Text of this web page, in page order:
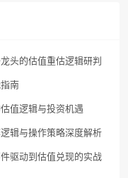
头的估值重估逻辑研判
南
值逻辑与投资机遇
辑与操作策略深度解析
驱动到估值兑现的实战